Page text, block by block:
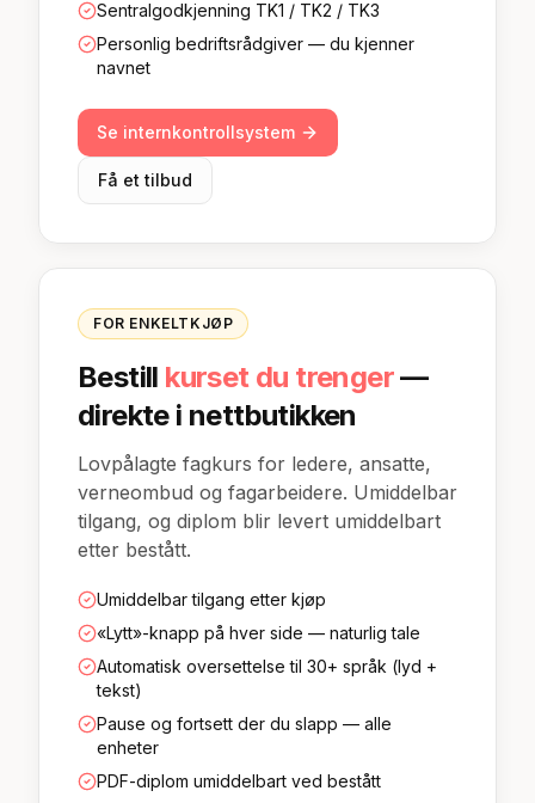
Sentralgodkjenning TK1 / TK2 / TK3
Personlig bedriftsrådgiver — du kjenner
navnet
Se internkontrollsystem
Få et tilbud
FOR ENKELTKJØP
Bestill kurset du trenger—
direkte i nettbutikken
Lovpålagte fagkurs for ledere, ansatte,
verneombud og fagarbeidere. Umiddelbar
tilgang, og diplom blir levert umiddelbart
etter bestått.
Umiddelbar tilgang etter kjøp
«Lytt»-knapp på hver side — naturlig tale
Automatisk oversettelse til 30+ språk (lyd +
tekst)
Pause og fortsett der du slapp — alle
enheter
PDF-diplom umiddelbart ved bestått